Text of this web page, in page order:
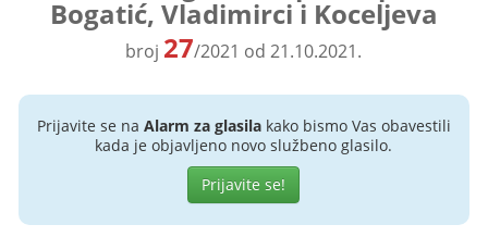
Bogatić, Vladimirci i Koceljeva
broj 27/2021 od 21.10.2021.
Prijavite se na Alarm za glasilakako bismo Vas obavestili
kada je objavljeno novo službeno glasilo.
Prijavite se!